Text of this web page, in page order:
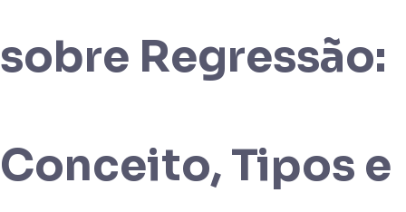
sobre Regressão:
Conceito, Tipos e